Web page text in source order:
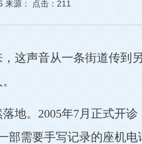
来源： 点击： 211
这声音从一条街道传到
地。2005年7月正式开
需要手写记录的座机电